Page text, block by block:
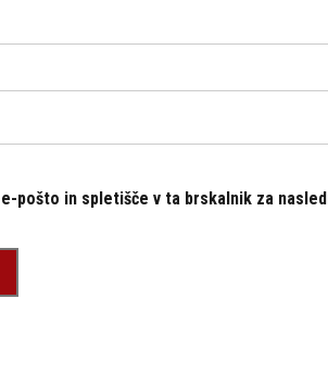
pošto in spletišče v ta brskalnik za